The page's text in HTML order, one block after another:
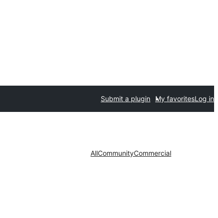
Submit a plugin My favoritesLog in
AllCommunityCommercial